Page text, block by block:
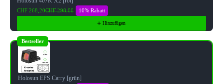
CHF 268,20CHF 298,00 10% Rabatt
Hinzufügen
Holosun EPS Carry [grün]
Bestseller